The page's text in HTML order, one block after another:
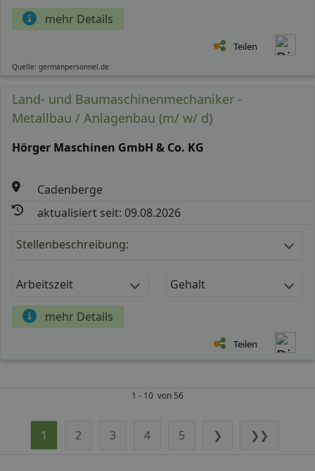
mehr Details
Teilen
Quelle: germanpersonnel.de
Land- und Baumaschinenmechaniker -
Metallbau / Anlagenbau (m/ w/ d)
Hörger Maschinen GmbH & Co. KG
Cadenberge
aktualisiert seit: 09.08.2026
Stellenbeschreibung:
Arbeitszeit Gehalt
mehr Details
Teilen
1 - 10 von 56
1 2 3 4 5 ❯ ❯❯